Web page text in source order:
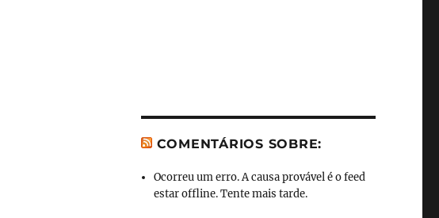
COMENTÁRIOS SOBRE:
Ocorreu um erro. A causa provável é o feed
estar offline. Tente mais tarde.